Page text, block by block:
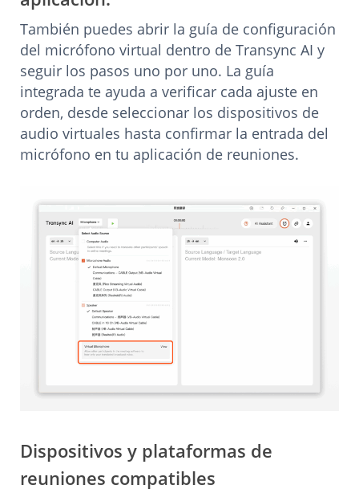
También puedes abrir la guía de configuración
del micrófono virtual dentro de Transync AI y
seguir los pasos uno por uno. La guía
integrada te ayuda a verificar cada ajuste en
orden, desde seleccionar los dispositivos de
audio virtuales hasta confirmar la entrada del
micrófono en tu aplicación de reuniones.
Dispositivos y plataformas de
reuniones compatibles